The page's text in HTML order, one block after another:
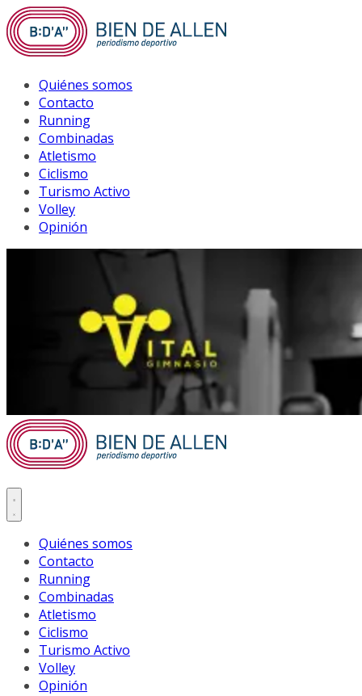
Saltar
al
contenido
Quiénes somos
Contacto
Running
Combinadas
Atletismo
Ciclismo
Turismo Activo
Volley
Opinión
Quiénes somos
Contacto
Running
Combinadas
Atletismo
Ciclismo
Turismo Activo
Volley
Opinión